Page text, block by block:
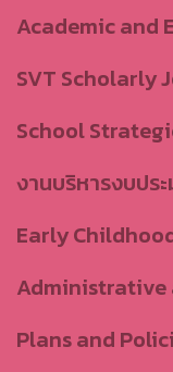
Academic and
SVT Scholarly
School
งานบริหารงบปร
Early
Plans and